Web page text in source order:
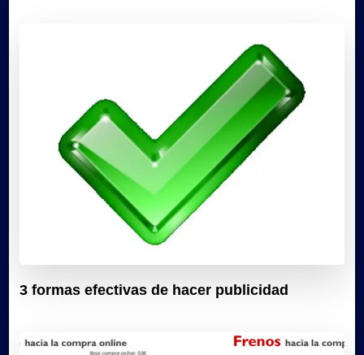
3 formas efectivas de hacer publicidad